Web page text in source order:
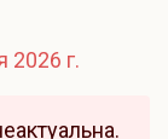
2026 г.